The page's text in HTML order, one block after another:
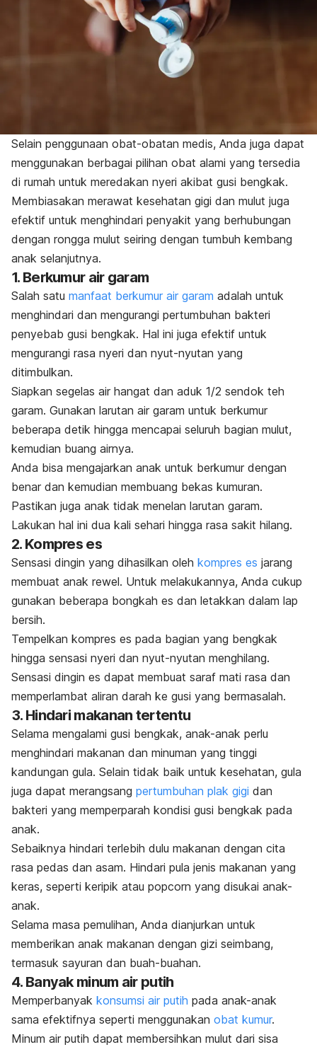
Selain penggunaan obat-obatan medis, Anda juga dapat
menggunakan berbagai pilihan obat alami yang tersedia
di rumah untuk meredakan nyeri akibat gusi bengkak.
Membiasakan merawat kesehatan gigi dan mulut juga
efektif untuk menghindari penyakit yang berhubungan
dengan rongga mulut seiring dengan tumbuh kembang
anak selanjutnya.
1. Berkumur air garam
Salah satu manfaat berkumur air garam adalah untuk
menghindari dan mengurangi pertumbuhan bakteri
penyebab gusi bengkak. Hal ini juga efektif untuk
mengurangi rasa nyeri dan nyut-nyutan yang
ditimbulkan.
Siapkan segelas air hangat dan aduk 1/2 sendok teh
garam. Gunakan larutan air garam untuk berkumur
beberapa detik hingga mencapai seluruh bagian mulut,
kemudian buang airnya.
Anda bisa mengajarkan anak untuk berkumur dengan
benar dan kemudian membuang bekas kumuran.
Pastikan juga anak tidak menelan larutan garam.
Lakukan hal ini dua kali sehari hingga rasa sakit hilang.
2. Kompres es
Sensasi dingin yang dihasilkan oleh kompres es jarang
membuat anak rewel. Untuk melakukannya, Anda cukup
gunakan beberapa bongkah es dan letakkan dalam lap
bersih.
Tempelkan kompres es pada bagian yang bengkak
hingga sensasi nyeri dan nyut-nyutan menghilang.
Sensasi dingin es dapat membuat saraf mati rasa dan
memperlambat aliran darah ke gusi yang bermasalah.
3. Hindari makanan tertentu
Selama mengalami gusi bengkak, anak-anak perlu
menghindari makanan dan minuman yang tinggi
kandungan gula. Selain tidak baik untuk kesehatan, gula
juga dapat merangsang pertumbuhan plak gigi dan
bakteri yang memperparah kondisi gusi bengkak pada
anak.
Sebaiknya hindari terlebih dulu makanan dengan cita
rasa pedas dan asam. Hindari pula jenis makanan yang
keras, seperti keripik atau popcorn yang disukai anak-
anak.
Selama masa pemulihan, Anda dianjurkan untuk
memberikan anak makanan dengan gizi seimbang,
termasuk sayuran dan buah-buahan.
4. Banyak minum air putih
Memperbanyak konsumsi air putih pada anak-anak
sama efektifnya seperti menggunakan obat kumur.
Minum air putih dapat membersihkan mulut dari sisa